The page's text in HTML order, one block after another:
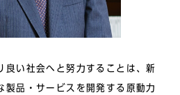
良い社会へと努力することは、新
製品・サービスを開発する原動力